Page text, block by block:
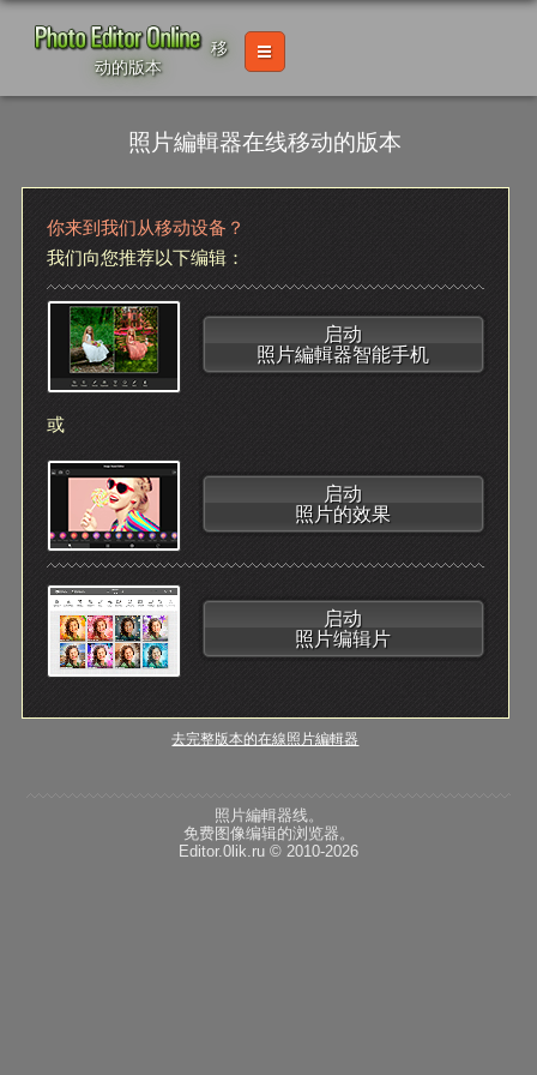
移
动的版本
照片編輯器在线移动的版本
你来到我们从移动设备？
我们向您推荐以下编辑：
启动
照片編輯器智能手机
或
启动
照片的效果
启动
照片编辑片
去完整版本的在線照片編輯器
照片編輯器线。
免费图像编辑的浏览器。
Editor.0lik.ru © 2010-2026